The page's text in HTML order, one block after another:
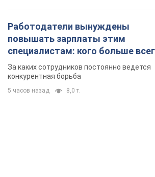
Работодатели вынуждены
повышать зарплаты этим
специалистам: кого больше
не хватает на рынке труда
За каких сотрудников постоянно ведется
конкурентная борьба
5 часов назад 8,0 т.